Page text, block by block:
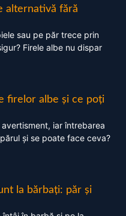
alternativă fără
sau pe păr trece prin
Firele albe nu dispar
firelor albe și ce poți
iar întrebarea
și se poate face ceva?
la bărbați: păr și